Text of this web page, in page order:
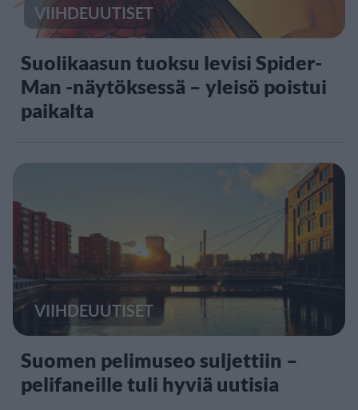
VIIHDEUUTISET
Suolikaasun tuoksu levisi Spider-
Man -näytöksessä – yleisö poistui
paikalta
VIIHDEUUTISET
Suomen pelimuseo suljettiin –
pelifaneille tuli hyviä uutisia